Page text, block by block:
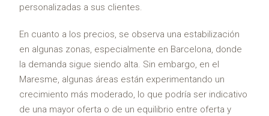
personalizadas a sus clientes.
En cuanto a los precios, se observa una estabilización
en algunas zonas, especialmente en Barcelona, donde
la demanda sigue siendo alta. Sin embargo, en el
Maresme, algunas áreas están experimentando un
crecimiento más moderado, lo que podría ser indicativo
de una mayor oferta o de un equilibrio entre oferta y